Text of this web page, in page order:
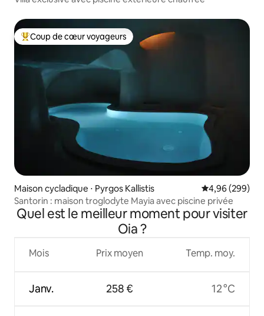
Coups de cœur voyageurs les plus appréciés
Coup de cœur voyageurs
Maison cycladique ⋅ Pyrgos Kallistis Évaluation
4,96 (299)
Santorin : maison troglodyte Mayia avec piscine privée
Quel est le meilleur moment pour visiter
Oia ?
Mois
Janv.
Prix moyen
258 €
Temp. moy.
12 °C